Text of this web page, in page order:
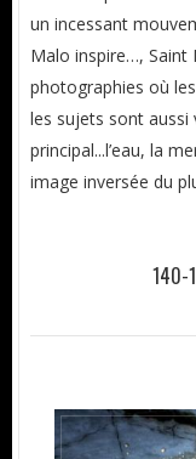
un incessant
Malo inspire…, Saint
photographies où
les sujets sont aussi
principal...l’eau, la
image inversée du
140-